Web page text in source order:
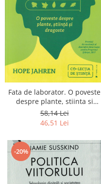
Fata de laborator. O poveste
despre plante, stiinta si
dragoste
58,14 Lei
46,51 Lei
-20%